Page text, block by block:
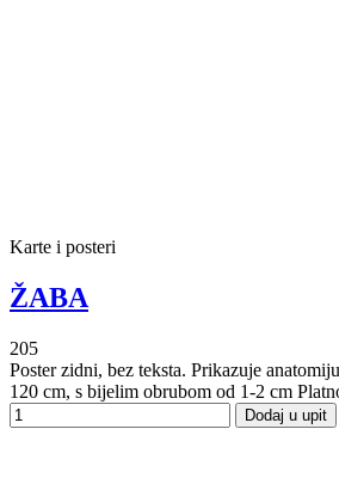
Karte i posteri
ŽABA
205
Poster zidni, bez teksta. Prikazuje
120 cm, s bijelim obrubom od 1-2 cm
Dodaj u upit